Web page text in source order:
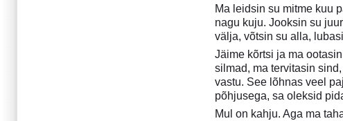
Ma leidsin su mitme kuu
nagu kuju. Jooksin su
välja, võtsin su alla,
Jäime kõrtsi ja ma
silmad, ma tervitasin
vastu. See lõhnas veel
põhjusega, sa oleksid
Mul on kahju. Aga ma